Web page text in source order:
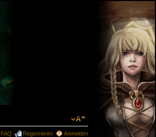
FAQ Registrieren Anmelden